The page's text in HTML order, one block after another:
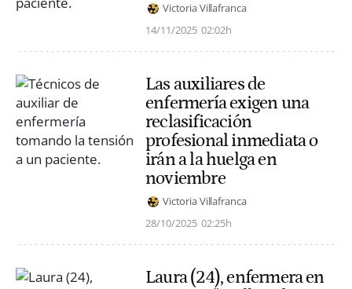
Victoria Villafranca
14/11/2025 02:02h
Las auxiliares de
enfermería exigen una
reclasificación
profesional inmediata o
irán a la huelga en
noviembre
Victoria Villafranca
28/10/2025 02:25h
Laura (24), enfermera en